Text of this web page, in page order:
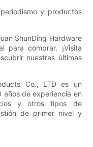
y productos
ShunDing Hardware
para comprar. ¡Visita
nuestras últimas
Co., LTD es un
de experiencia en
y otros tipos de
de primer nivel y